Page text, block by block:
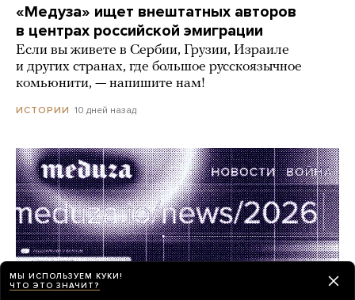
«Медуза» ищет внештатных авторов
в центрах российской эмиграции
Если вы живете в Сербии, Грузии, Израиле
и других странах, где большое русскоязычное
комьюнити, — напишите нам!
ИСТОРИИ 10 дней назад
МЫ ИСПОЛЬЗУЕМ КУКИ!
ЧТО ЭТО ЗНАЧИТ?